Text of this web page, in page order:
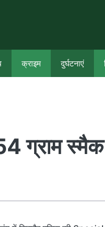
क्राइम दुर्घटनाएं
ग्राम